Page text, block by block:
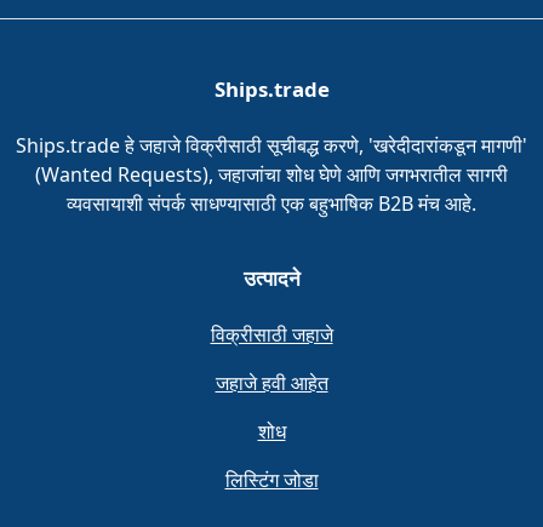
Ships.trade
Ships.trade हे जहाजे विक्रीसाठी सूचीबद्ध करणे, 'खरेदीदारांकडून मागणी'
(Wanted Requests), जहाजांचा शोध घेणे आणि जगभरातील सागरी
व्यवसायाशी संपर्क साधण्यासाठी एक बहुभाषिक B2B मंच आहे.
उत्पादने
विक्रीसाठी जहाजे
जहाजे हवी आहेत
शोध
लिस्टिंग जोडा